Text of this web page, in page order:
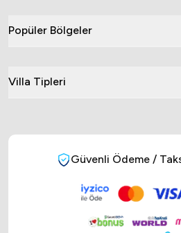
Popüler Bölgeler
Villa Tipleri
Güvenli Ödeme /